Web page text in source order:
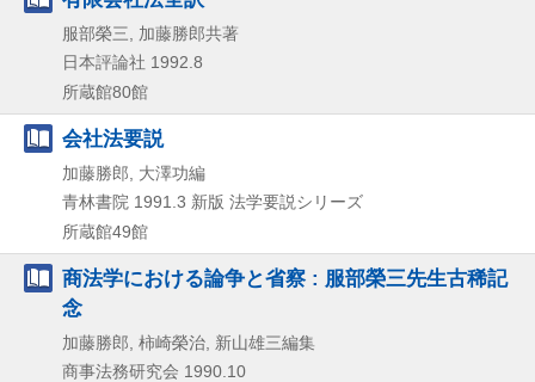
服部榮三, 加藤勝郎共著
日本評論社 1992.8
所蔵館80館
会社法要説
加藤勝郎, 大澤功編
青林書院 1991.3 新版 法学要説シリーズ
所蔵館49館
商法学における論争と省察 : 服部榮三先生古稀記
念
加藤勝郎, 柿崎榮治, 新山雄三編集
商事法務研究会 1990.10